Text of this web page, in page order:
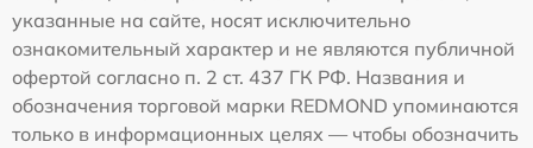
указанные на сайте, носят исключительно
ознакомительный характер и не являются публичной
офертой согласно п. 2 ст. 437 ГК РФ. Названия и
обозначения торговой марки REDMOND упоминаются
только в информационных целях — чтобы обозначить